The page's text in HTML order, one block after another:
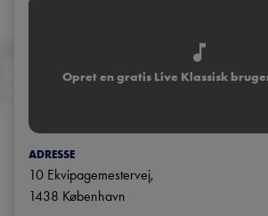
Opret en gratis Live Klassisk
ADRESSE
10 Ekvipagemestervej,
1438 København